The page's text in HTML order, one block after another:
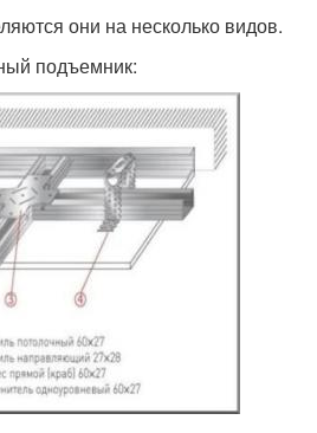
они на несколько видов.
подъемник: